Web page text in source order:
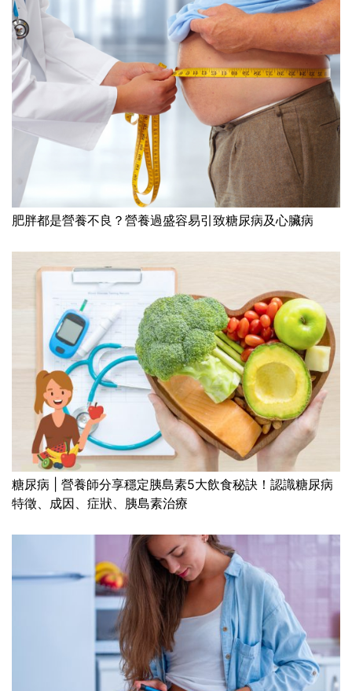
肥胖都是營養不良？營養過盛容易引致糖尿病及心臟病
糖尿病 | 營養師分享穩定胰島素5大飲食秘訣！認識糖尿病
特徵、成因、症狀、胰島素治療